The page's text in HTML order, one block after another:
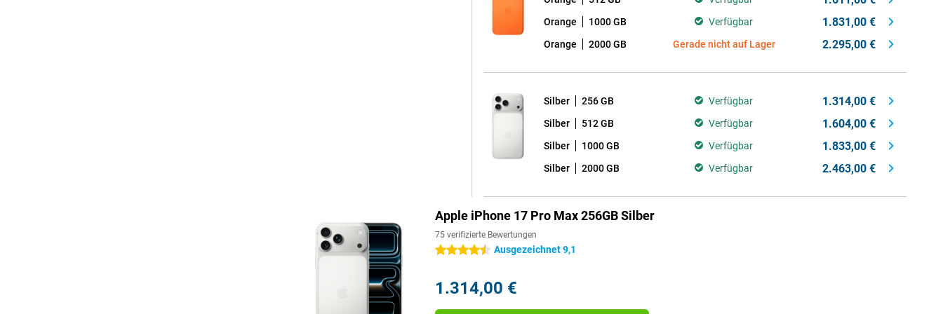
Orange 1000 GB Verfügbar 1.831,00 €
Orange 2000 GB Gerade nicht auf Lager 2.295,00 €
Silber 256 GB Verfügbar 1.314,00 €
Silber 512 GB Verfügbar 1.604,00 €
Silber 1000 GB Verfügbar 1.833,00 €
Silber 2000 GB Verfügbar 2.463,00 €
Apple iPhone 17 Pro Max 256GB Silber
75 verifizierte Bewertungen
4.5 SterneAusgezeichnet 9,1
1.314,00 €